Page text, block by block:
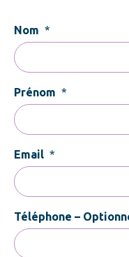
Nom *
Prénom *
Email *
Téléphone –